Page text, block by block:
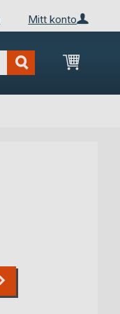
Mitt konto
Min